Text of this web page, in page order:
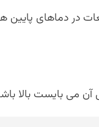
در دماهای پایین
آن می بایست بالا